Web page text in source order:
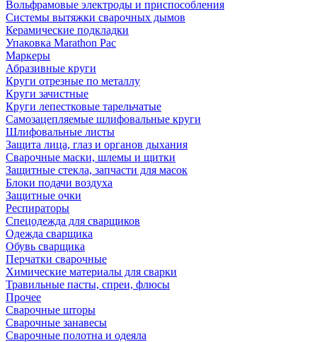
Вольфрамовые электроды и приспособления
Системы вытяжки сварочных дымов
Керамические подкладки
Упаковка Marathon Pac
Маркеры
Абразивные круги
Круги отрезные по металлу
Круги зачистные
Круги лепестковые тарельчатые
Самозацепляемые шлифовальные круги
Шлифовальные листы
Защита лица, глаз и органов дыхания
Сварочные маски, шлемы и щитки
Защитные стекла, запчасти для масок
Блоки подачи воздуха
Защитные очки
Респираторы
Спецодежда для сварщиков
Одежда сварщика
Обувь сварщика
Перчатки сварочные
Химические материалы для сварки
Травильные пасты, спреи, флюсы
Прочее
Сварочные шторы
Сварочные занавесы
Сварочные полотна и одеяла